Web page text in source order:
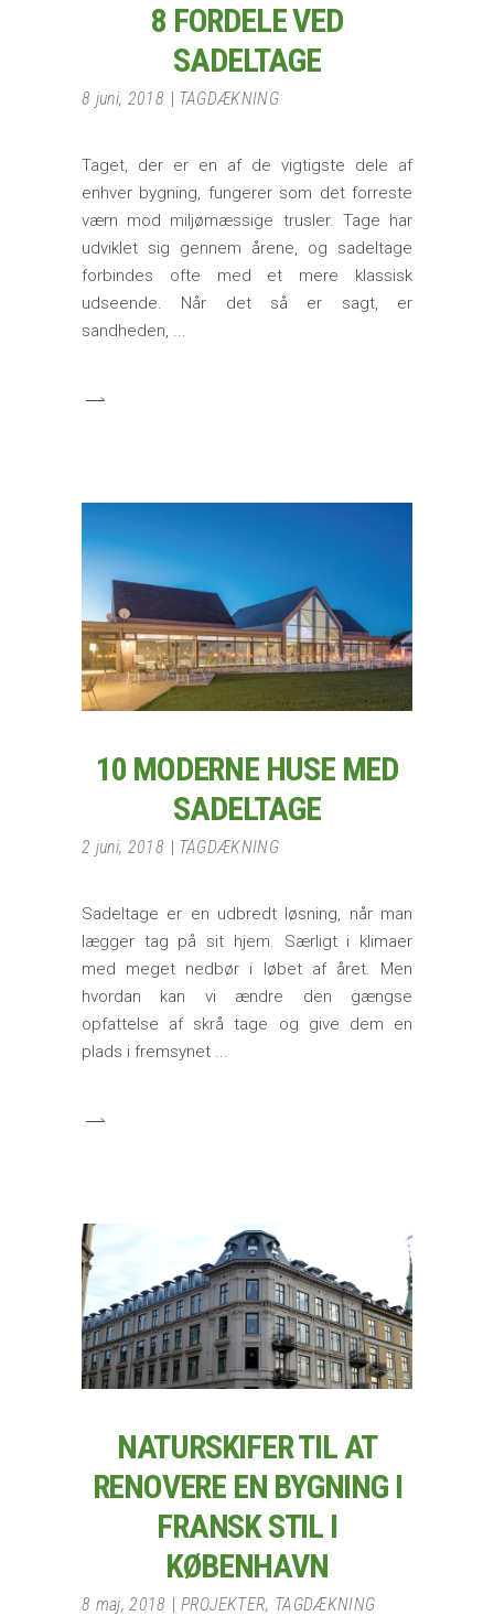
8 FORDELE VED
SADELTAGE
8 juni, 2018 TAGDÆKNING
Taget, der er en af ​​de vigtigste dele af
enhver bygning, fungerer som det forreste
værn mod miljømæssige trusler. Tage har
udviklet sig gennem årene, og sadeltage
forbindes ofte med et mere klassisk
udseende. Når det så er sagt, er
sandheden,
10 MODERNE HUSE MED
SADELTAGE
2 juni, 2018 TAGDÆKNING
Sadeltage er en udbredt løsning, når man
lægger tag på sit hjem. Særligt i klimaer
med meget nedbør i løbet af året. Men
hvordan kan vi ændre den gængse
opfattelse af skrå tage og give dem en
plads i fremsynet
NATURSKIFER TIL AT
RENOVERE EN BYGNING I
FRANSK STIL I
KØBENHAVN
8 maj, 2018 PROJEKTER, TAGDÆKNING